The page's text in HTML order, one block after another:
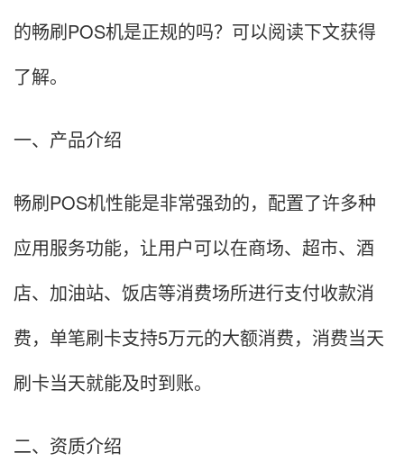
的畅刷POS机是正规的吗？可以阅读下文获得
了解。
一、产品介绍
畅刷POS机性能是非常强劲的，配置了许多种
应用服务功能，让用户可以在商场、超市、酒
店、加油站、饭店等消费场所进行支付收款消
费，单笔刷卡支持5万元的大额消费，消费当天
刷卡当天就能及时到账。
二、资质介绍